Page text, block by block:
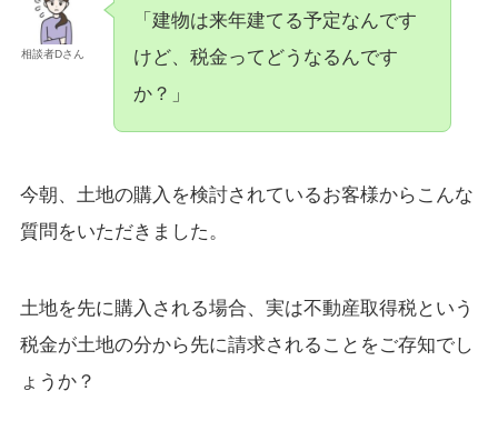
相談者Dさん
「建物は来年建てる予定なんです
けど、税金ってどうなるんです
か？」
今朝、土地の購入を検討されているお客様からこんな
質問をいただきました。
土地を先に購入される場合、実は不動産取得税という
税金が土地の分から先に請求されることをご存知でし
ょうか？